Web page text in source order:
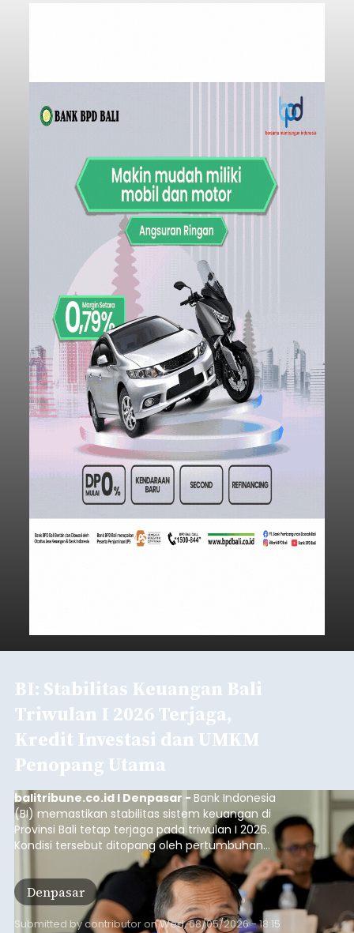
BI: Stabilitas Keuangan Bali
Triwulan I 2026 Terjaga,
Kredit Investasi dan UMKM
Penopang Utama
balitribune.co.id I Denpasar - Bank Indonesia
(BI) memastikan stabilitas sistem keuangan di
Provinsi Bali tetap terjaga pada triwulan I 2026.
Kondisi tersebut ditopang oleh pertumbuhan
penyaluran kredit yang masih positif, terutama
pada sektor-sektor utama penggerak ekonomi
daerah, dengan risiko kredit yang tetap
terkendali.
Denpasar
Submitted bycontributoronWed, 08/05/2026 - 18:15